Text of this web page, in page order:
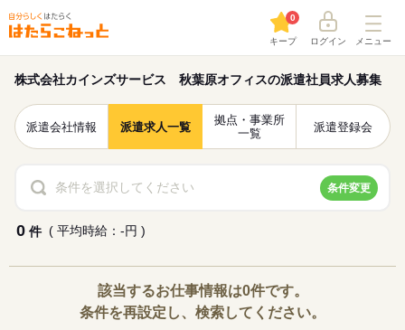
キープ
0
ログイン メニュー
株式会社カインズサービス 秋葉原オフィスの派遣社員求人募集
派遣会社情報 派遣求人一覧
拠点・事業所
一覧
派遣登録会
条件を選択してください 条件変更
0 件 ( 平均時給：-円 )
該当するお仕事情報は0件です。
条件を再設定し、検索してください。